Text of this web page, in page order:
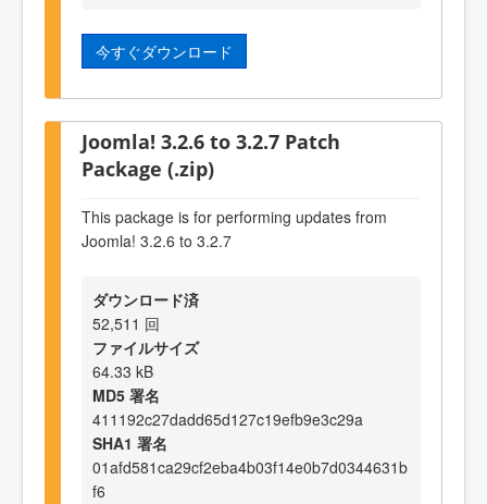
今すぐダウンロード
Joomla! 3.2.6 to 3.2.7 Patch
Package (.zip)
This package is for performing updates from
Joomla! 3.2.6 to 3.2.7
ダウンロード済
52,511 回
ファイルサイズ
64.33 kB
MD5 署名
411192c27dadd65d127c19efb9e3c29a
SHA1 署名
01afd581ca29cf2eba4b03f14e0b7d0344631b
f6